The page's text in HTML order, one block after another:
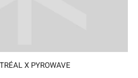
X PYROWAVE